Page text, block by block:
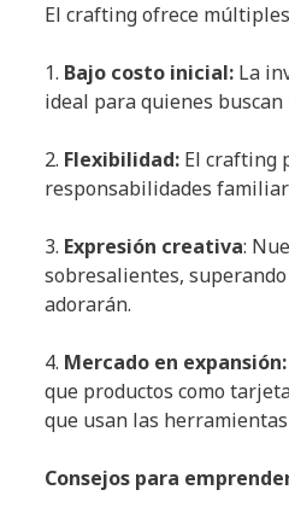
El crafting ofrece
1. Bajo costo inicial: La
ideal para quienes
2. Flexibilidad: El crafting
responsabilidades
3. Expresión creativa:
sobresalientes,
adorarán.
4. Mercado en expansión:
que productos como
que usan las
Consejos para